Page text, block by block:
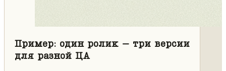
Пример: один ролик – три версии
для разной ЦА